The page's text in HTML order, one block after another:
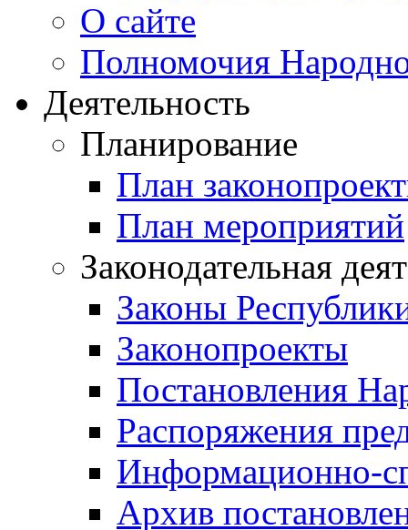
О сайте
Полномочия
Деятельность
Планирование
План
План мероприятий
Законодательная
Законы
Законопроекты
Постановления
Распоряжения
Информационно-
Архив